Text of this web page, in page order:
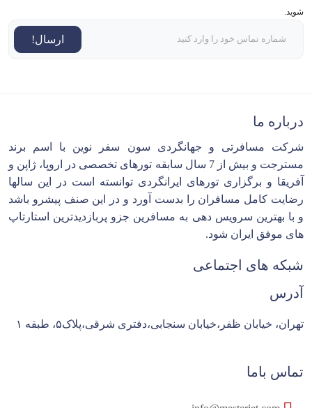
شوید.
ارسال!
درباره ما
شرکت مسافرتی و جهانگردی سون سفر نوین با اسم برند
مسترجت و بیش از 7 سال سابقه تورهای تخصصی در اروپا، ژاپن و
آفریقا و برگزاری تورهای ایرانگردی توانسته است در این سالها
رضایت کامل مسافران را بدست آورد و در این صنف پیشرو باشد
و با بهترین سرویس دهی به مسافرین جزو پربازدیدترین استارتاپ
های موفق ایران شود.
شبکه های اجتماعی
آدرس
تهران، خیابان ظفر،خیابان سنجابی،دفتری شرقی،پلاک۵، طبقه ۱
تماس باما